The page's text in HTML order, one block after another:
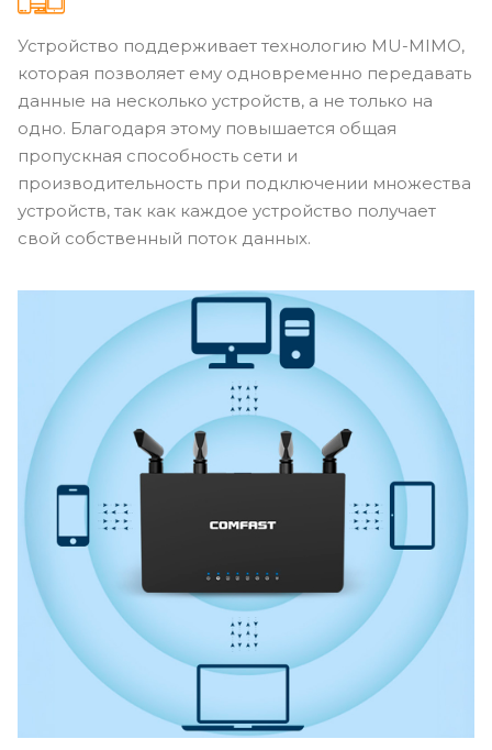
Устройство поддерживает технологию MU-MIMO,
которая позволяет ему одновременно передавать
данные на несколько устройств, а не только на
одно. Благодаря этому повышается общая
пропускная способность сети и
производительность при подключении множества
устройств, так как каждое устройство получает
свой собственный поток данных.